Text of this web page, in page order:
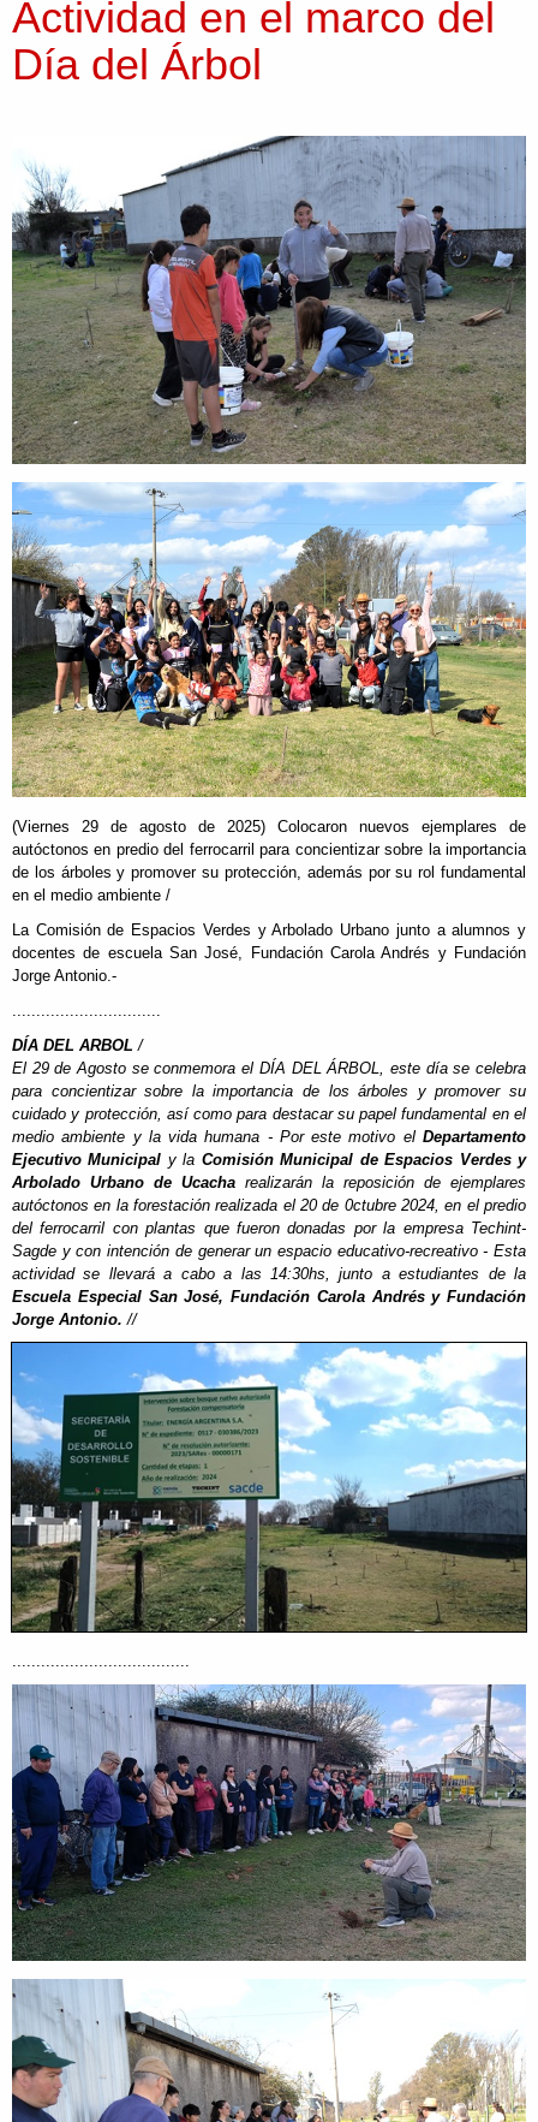
Actividad en el marco del
Día del Árbol
(Viernes 29 de agosto de 2025) Colocaron nuevos ejemplares de
autóctonos en predio del ferrocarril para concientizar sobre la importancia
de los árboles y promover su protección, además por su rol fundamental
en el medio ambiente /
La Comisión de Espacios Verdes y Arbolado Urbano junto a alumnos y
docentes de escuela San José, Fundación Carola Andrés y Fundación
Jorge Antonio.-
DÍA DEL ARBOL /
El 29 de Agosto se conmemora el DÍA DEL ÁRBOL, este día se celebra
para concientizar sobre la importancia de los árboles y promover su
cuidado y protección, así como para destacar su papel fundamental en el
medio ambiente y la vida humana - Por este motivo el Departamento
Ejecutivo Municipal y la Comisión Municipal de Espacios Verdes y
Arbolado Urbano de Ucacha realizarán la reposición de ejemplares
autóctonos en la forestación realizada el 20 de 0ctubre 2024, en el predio
del ferrocarril con plantas que fueron donadas por la empresa Techint-
Sagde y con intención de generar un espacio educativo-recreativo - Esta
actividad se llevará a cabo a las 14:30hs, junto a estudiantes de la
Escuela Especial San José, Fundación Carola Andrés y Fundación
Jorge Antonio. //
.....................................